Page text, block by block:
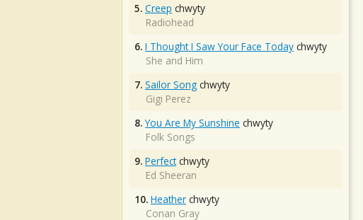
5. Creep chwyty
Radiohead
6. I Thought I Saw Your Face Today chwyty
She and Him
7. Sailor Song chwyty
Gigi Perez
8. You Are My Sunshine chwyty
Folk Songs
9. Perfectchwyty
Ed Sheeran
10. Heather chwyty
Conan Gray